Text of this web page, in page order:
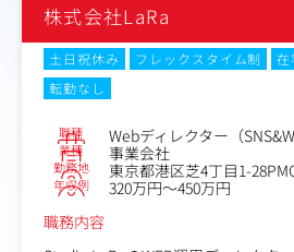
・店頭販促、IPキャンペーン、イベ
O施策と連動したデジタル施策の設
・新しい媒体、ツール、データ活用
報収集とサービス開発
・CLグループ横断で活用できるデ
※運用実務の経験を活かしながら、
案、プロジェクト推進まで関わって
す。
■使用する主な媒体・領域
【運用型広告】
株式会社LaRa
土日祝休み フレックスタイム制
在
転勤なし
職種 Webディレクター（
業種 事業会社
勤務地 東京都港区芝4丁目1-
年収例
320万円～450万円
職務内容